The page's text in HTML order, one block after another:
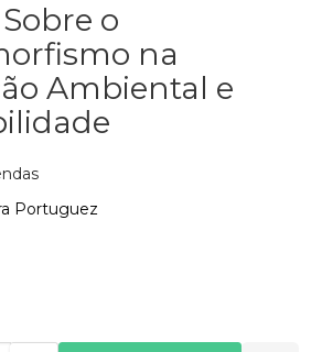
o
na
Ambiental e
Portuguez